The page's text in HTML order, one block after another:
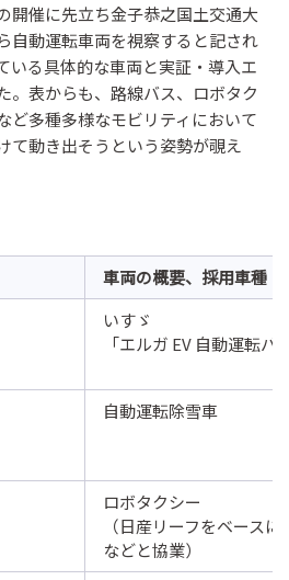
開催に先立ち金子恭之国土交通大
自動運転車両を視察すると記され
いる具体的な車両と実証・導入エ
。表からも、路線バス、ロボタク
ど多種多様なモビリティにおいて
て動き出そうという姿勢が覗え
車両の概要、採用車種
いすゞ
「エルガ EV 自動運転バ
自動運転除雪車
ロボタクシー
（日産リーフをベース
などと協業）